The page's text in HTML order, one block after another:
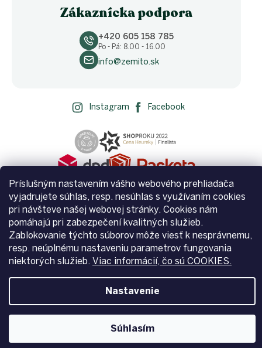
Príslušným nastavením vášho webového prehliadača
vyjadrujete súhlas, resp. nesúhlas s využívaním cookies
pri návšteve našej webovej stránky. Cookies nám
pomáhajú pri zabezpečení kvalitných služieb.
Zablokovanie týchto súborov môže viesť k nesprávnemu,
resp. neúplnému nastaveniu parametrov fungovania
niektorých služieb. Viac informácií, čo sú COOKIES.
Nastavenie
Súhlasím
Zákaznícka podpora
+420 605 158 785
Po - Pá: 8.00 - 16.00
info@zemito.sk
Instagram Facebook
Vytvoril Shoptet
Copyright 2026Zemito.sk. Všetky práva vyhradené.Upraviť
nastavenie cookies